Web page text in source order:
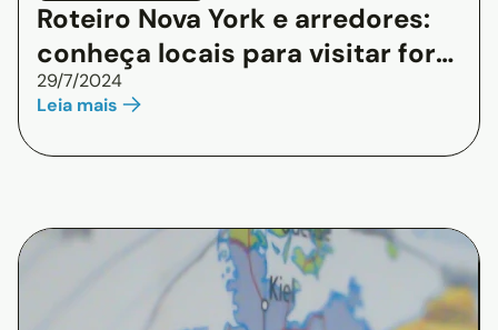
Roteiro Nova York e arredores:
conheça locais para visitar fora
da rota convencional
29/7/2024
Leia mais